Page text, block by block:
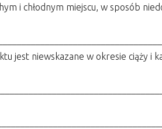
i chłodnym miejscu, w sposób
jest niewskazane w okresie ciąży i